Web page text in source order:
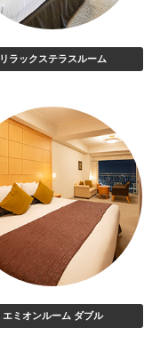
リラックステラスルーム
エミオンルーム ダブル